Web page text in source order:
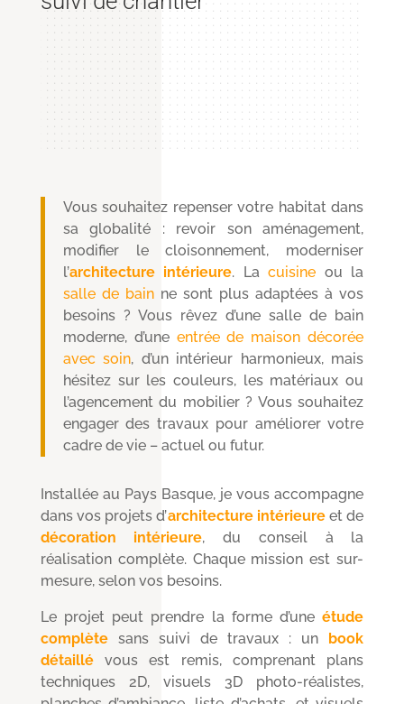
Vous souhaitez repenser votre habitat dans
sa globalité : revoir son aménagement,
modifier le cloisonnement, moderniser
l’architecture intérieure. Lacuisine ou la
salle de bainne sont plus adaptées à vos
besoins ? Vous rêvez d’une salle de bain
moderne, d’une entrée de maison décorée
avec soin, d’un intérieur harmonieux, mais
hésitez sur les couleurs, les matériaux ou
l’agencement du mobilier ? Vous souhaitez
engager des travaux pour améliorer votre
cadre de vie – actuel ou futur.
Installée au Pays Basque, je vous accompagne
dans vos projets d’architecture intérieureet de
décoration intérieure, du conseil à la
réalisation complète. Chaque mission est sur-
mesure, selon vos besoins.
Le projet peut prendre la forme d’uneétude
complètesans suivi de travaux : un book
détaillévous est remis, comprenant plans
techniques 2D, visuels 3D photo-réalistes,